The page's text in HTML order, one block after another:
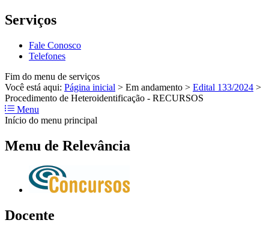
Serviços
Fale Conosco
Telefones
Fim do menu de serviços
Você está aqui: Página inicial > Em andamento > Edital 133/2024 >
Procedimento de Heteroidentificação - RECURSOS
Menu
Início do menu principal
Menu de Relevância
Docente